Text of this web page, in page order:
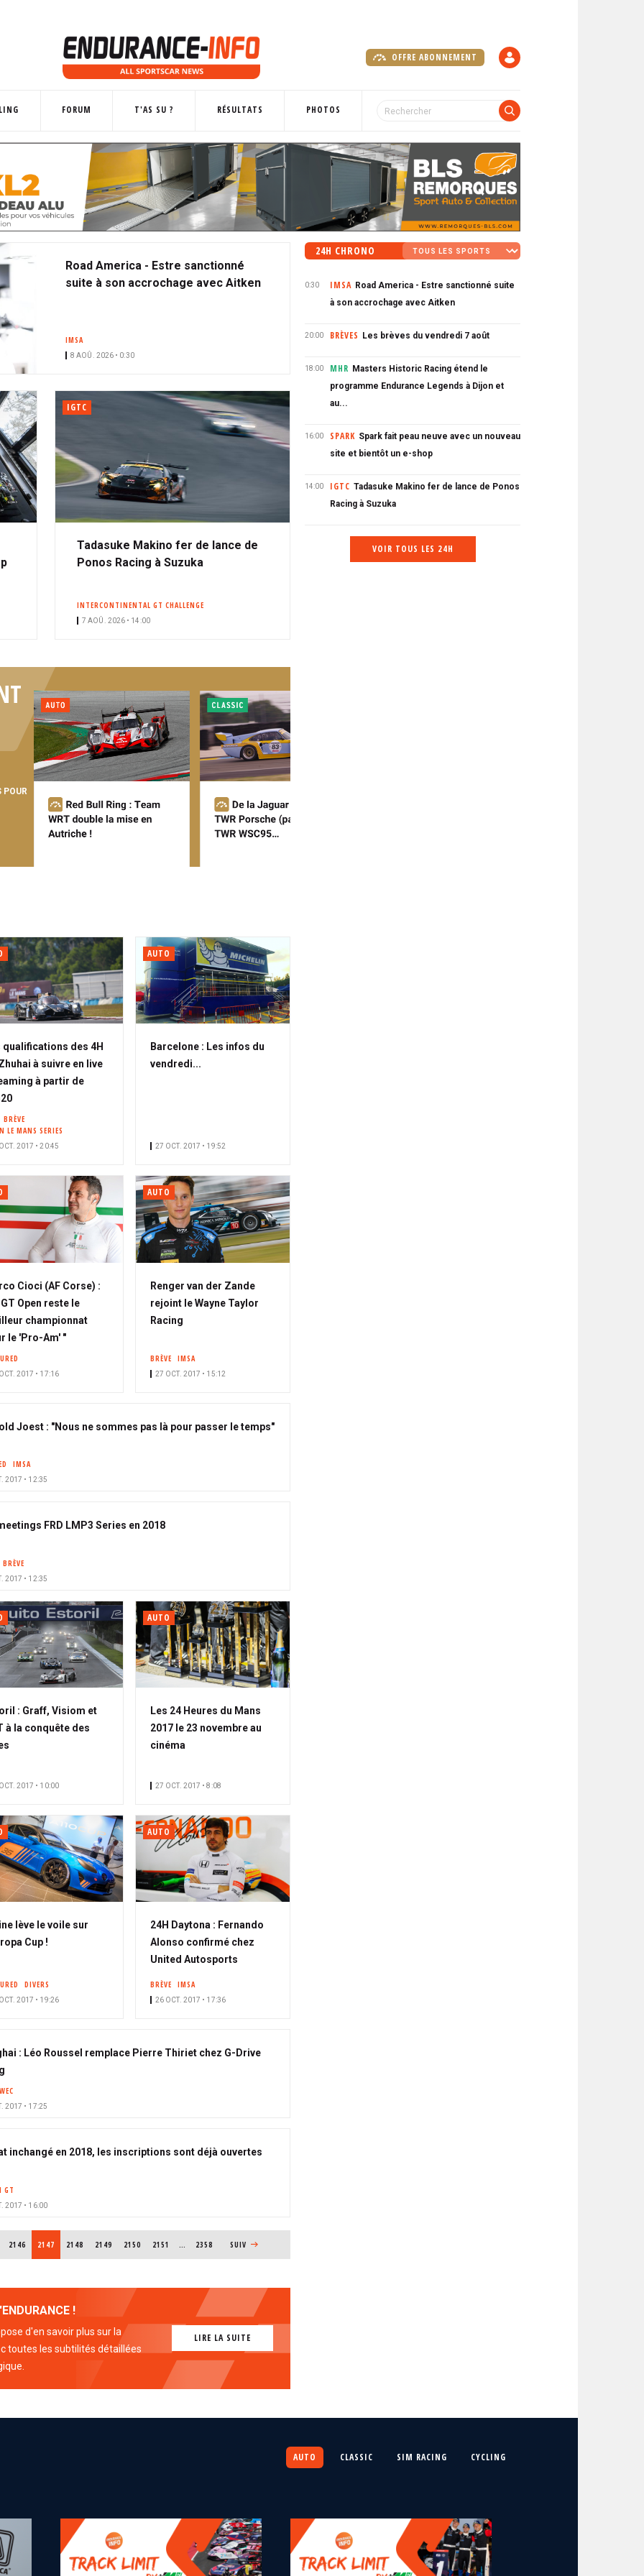
OFFRE ABONNEMENT
FORUM T'AS SU ? RÉSULTATS PHOTOS
Road America - Estre sanctionné
suite à son accrochage avec Aitken
IMSA
8 AOÛ. 2026 • 0:30
IGTC
Tadasuke Makino fer de lance de
Ponos Racing à Suzuka
INTERCONTINENTAL GT CHALLENGE
7 AOÛ. 2026 • 14:00
POUR
qualifications des 4H
à suivre en live
à partir de
BRÈVE
LE MANS SERIES
2017 • 20:45
AUTO
Barcelone : Les infos du
vendredi...
27 OCT. 2017 • 19:52
Cioci (AF Corse) :
Open reste le
championnat
le 'Pro-Am' "
2017 • 17:16
AUTO
Renger van der Zande
rejoint le Wayne Taylor
Racing
BRÈVE IMSA
27 OCT. 2017 • 15:12
Joest : "Nous ne sommes pas là pour passer le temps"
IMSA
2017 • 12:35
FRD LMP3 Series en 2018
BRÈVE
2017 • 12:35
: Graff, Visiom et
à la conquête des
2017 • 10:00
AUTO
Les 24 Heures du Mans
2017 le 23 novembre au
cinéma
27 OCT. 2017 • 8:08
lève le voile sur
Cup !
DIVERS
2017 • 19:26
AUTO
24H Daytona : Fernando
Alonso confirmé chez
United Autosports
BRÈVE IMSA
26 OCT. 2017 • 17:36
: Léo Roussel remplace Pierre Thiriet chez G-Drive
WEC
2017 • 17:25
inchangé en 2018, les inscriptions sont déjà ouvertes
GT
2017 • 16:00
PAGE
2146 PAGE COURANTE
2147 PAGE
2148 PAGE
2149 PAGE
2150 PAGE
2151 … 2358 PAGE SUIVANTE
SUIV
!
d'en savoir plus sur la
toutes les subtilités détaillées
LIRE LA SUITE
24H CHRONO
0:30 IMSA Road America - Estre sanctionné suite
à son accrochage avec Aitken
20:00 BRÈVES Les brèves du vendredi 7 août
18:00 MHR Masters Historic Racing étend le
programme Endurance Legends à Dijon et
au...
16:00 SPARK Spark fait peau neuve avec un nouveau
site et bientôt un e-shop
14:00 IGTC Tadasuke Makino fer de lance de Ponos
Racing à Suzuka
VOIR TOUS LES 24H
AUTO CLASSIC SIM RACING CYCLING